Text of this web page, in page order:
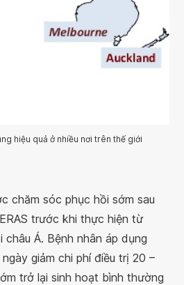
hiệu quả ở nhiều nơi trên thế giới
chăm sóc phục hồi sớm sau
trước khi thực hiện từ
Á. Bệnh nhân áp dụng
giảm chi phí điều trị 20 –
trở lại sinh hoạt bình thường